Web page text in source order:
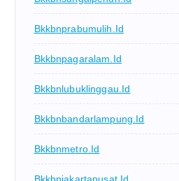
Bkkbnprabumulih.id
Bkkbnpagaralam.id
Bkkbnlubuklinggau.id
Bkkbnbandarlampung.id
Bkkbnmetro.id
Bkkbnjakartapusat.id